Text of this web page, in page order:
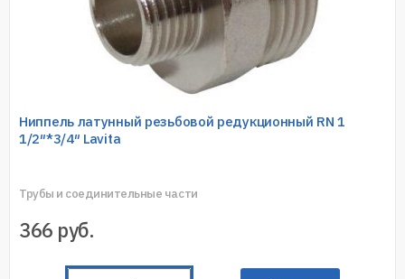
Ниппель латунный резьбовой редукционный RN 1
1/2″*3/4″ Lavita
Трубы и соединительные части
366 руб.